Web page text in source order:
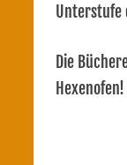
Unterstufe
Die